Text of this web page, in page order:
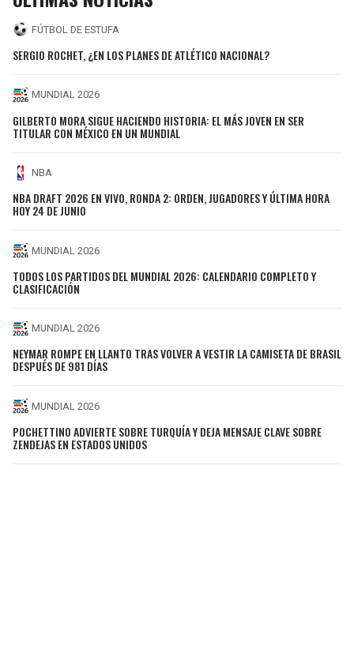
FÚTBOL DE ESTUFA
SERGIO ROCHET, ¿EN LOS PLANES DE ATLÉTICO NACIONAL?
MUNDIAL 2026
GILBERTO MORA SIGUE HACIENDO HISTORIA: EL MÁS JOVEN EN SER
TITULAR CON MÉXICO EN UN MUNDIAL
NBA
NBA DRAFT 2026 EN VIVO, RONDA 2: ORDEN, JUGADORES Y ÚLTIMA HORA
HOY 24 DE JUNIO
MUNDIAL 2026
TODOS LOS PARTIDOS DEL MUNDIAL 2026: CALENDARIO COMPLETO Y
CLASIFICACIÓN
MUNDIAL 2026
NEYMAR ROMPE EN LLANTO TRAS VOLVER A VESTIR LA CAMISETA DE BRASIL
DESPUÉS DE 981 DÍAS
MUNDIAL 2026
POCHETTINO ADVIERTE SOBRE TURQUÍA Y DEJA MENSAJE CLAVE SOBRE
ZENDEJAS EN ESTADOS UNIDOS